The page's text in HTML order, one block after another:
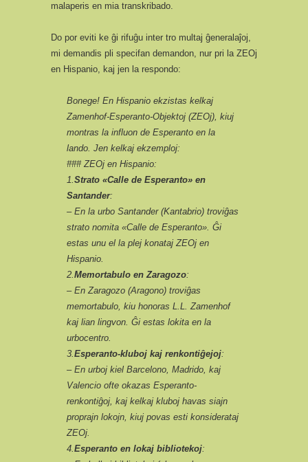
malaperis en mia transkribado.
Do por eviti ke ĝi rifuĝu inter tro multaj ĝeneralaĵoj,
mi demandis pli specifan demandon, nur pri la ZEOj
en Hispanio, kaj jen la respondo:
Bonege! En Hispanio ekzistas kelkaj
Zamenhof-Esperanto-Objektoj (ZEOj), kiuj
montras la influon de Esperanto en la
lando. Jen kelkaj ekzemploj:
### ZEOj en Hispanio:
1.Strato «Calle de Esperanto» en
Santander:
– En la urbo Santander (Kantabrio) troviĝas
strato nomita «Calle de Esperanto». Ĝi
estas unu el la plej konataj ZEOj en
Hispanio.
2.Memortabulo en Zaragozo:
– En Zaragozo (Aragono) troviĝas
memortabulo, kiu honoras L.L. Zamenhof
kaj lian lingvon. Ĝi estas lokita en la
urbocentro.
3.Esperanto-kluboj kaj renkontiĝejoj:
– En urboj kiel Barcelono, Madrido, kaj
Valencio ofte okazas Esperanto-
renkontiĝoj, kaj kelkaj kluboj havas siajn
proprajn lokojn, kiuj povas esti konsiderataj
ZEOj.
4.Esperanto en lokaj bibliotekoj: